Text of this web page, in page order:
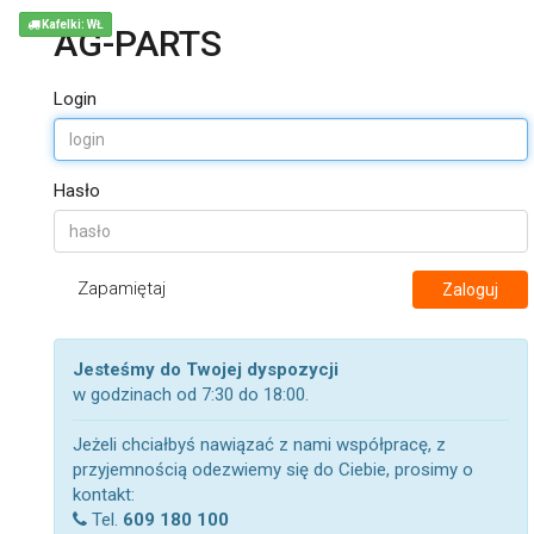
AG-PARTS
Login
Hasło
Zapamiętaj Zaloguj
Jesteśmy do Twojej dyspozycji
w godzinach od 7:30 do 18:00.
Jeżeli chciałbyś nawiązać z nami współpracę, z
przyjemnością odezwiemy się do Ciebie, prosimy o
kontakt:
Tel. 609 180 100
Kafelki: WŁ